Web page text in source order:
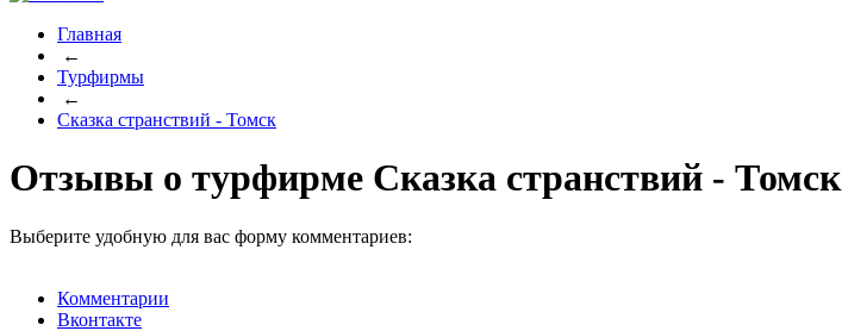
Главная
←
Турфирмы
←
Сказка странствий - Томск
Отзывы о турфирме Сказка странствий - Томск
Выберите удобную для вас форму комментариев:
Комментарии
Вконтакте